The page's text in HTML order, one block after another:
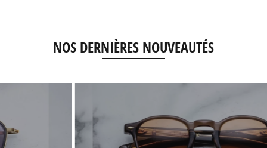
NOS DERNIÈRES NOUVEAUTÉS